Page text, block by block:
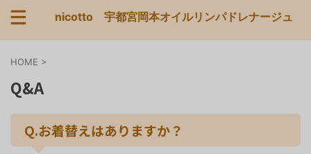
nicotto 宇都宮岡本オイルリンパドレナージュ
HOME >
Q&A
Q.お着替えはありますか？